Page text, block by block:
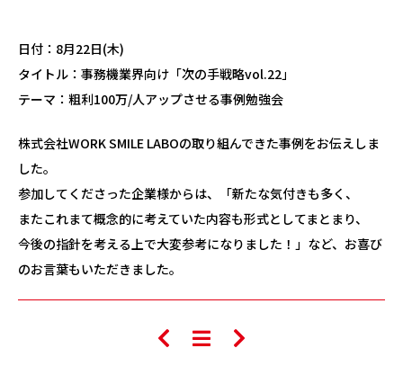
日付：8月22日(木)
タイトル：事務機業界向け「次の手戦略vol.22」
テーマ：粗利100万/人アップさせる事例勉強会
株式会社WORK SMILE LABOの取り組んできた事例をお伝えしま
した。
参加してくださった企業様からは、「新たな気付きも多く、
またこれまて概念的に考えていた内容も形式としてまとまり、
今後の指針を考える上で大変参考になりました！」など、お喜び
のお言葉もいただきました。